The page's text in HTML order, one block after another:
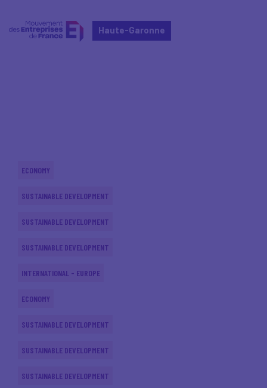
Haute-Garonne
ECONOMY
SUSTAINABLE DEVELOPMENT
SUSTAINABLE DEVELOPMENT
SUSTAINABLE DEVELOPMENT
INTERNATIONAL - EUROPE
ECONOMY
SUSTAINABLE DEVELOPMENT
SUSTAINABLE DEVELOPMENT
SUSTAINABLE DEVELOPMENT